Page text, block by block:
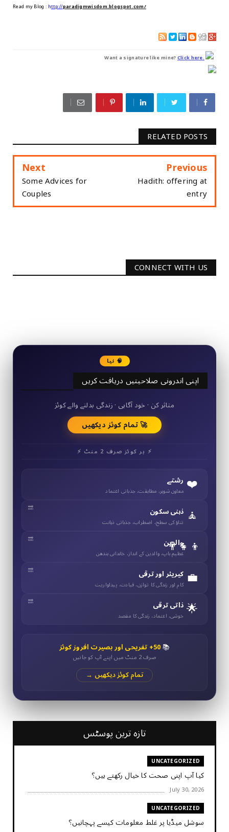
Read my Blog : http://paradigmwisdom.blogspot.com/
Want a signature like mine?Click here.
RELATED POSTS
Previous
Hadith: offering at
entry
Next
Some Advices for
Couples
CONNECT WITH US
🧠 نیا
اپنی اندرونی صلاحیتیں دریافت کریں
50+ مختصر کوئز
متاثر کن · خود آگاہی · زندگی بدلنے والے کوئز
🚀 تمام کوئز دیکھیں
⚡ ہر کوئز صرف 2 منٹ ⚡
❤️ رشتے
معاون شوہر، مطابقت، جذباتی اعتماد
🧘 ذہنی سکون
تناؤ کی سطح، اضطراب، جذباتی ذہانت
👨‍👧‍👦
والدین
عظیم باپ، والدین کے انداز، خاندانی بندھن
💼 کیریئر اور ترقی
کام اور زندگی کا توازن، قیادت، پیداواریت
🌟 ذاتی ترقی
خوشی، اعتماد، زندگی کا مقصد
📚50+ تفریحی اور بصیرت افروز کوئز
صرف 2 منٹ میں اپنے آپ کو جانیں
تمام کوئز دیکھیں →
تازہ ترین پوسٹس
UNCATEGORIZED
کیا آپ اپنی صحت کا خیال رکھتے ہیں؟
July 30, 2026
UNCATEGORIZED
سوشل میڈیا پر غلط معلومات کیسے پہچانیں؟